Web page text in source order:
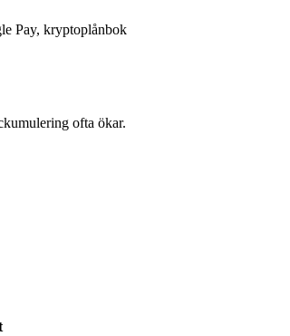
Pay, kryptoplånbok
ofta ökar.